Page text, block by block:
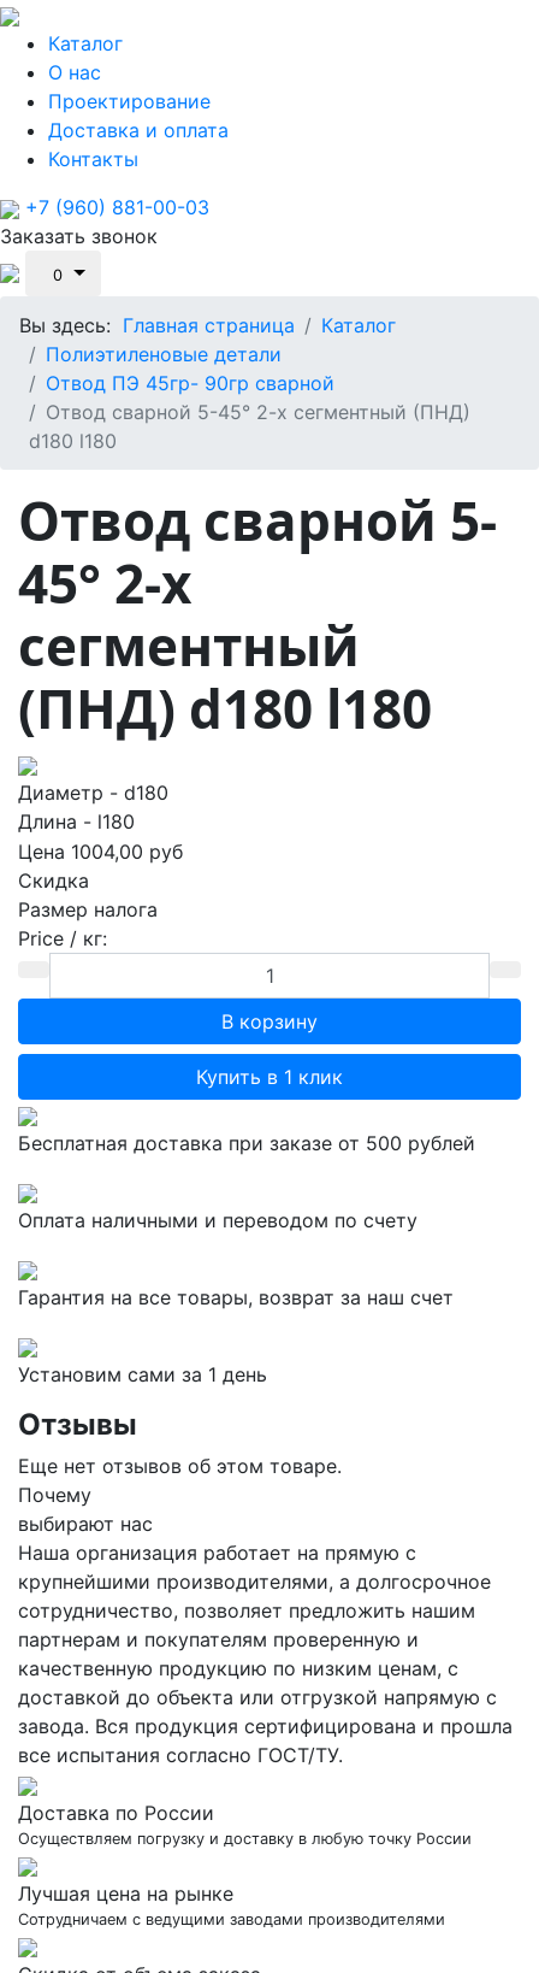
Каталог
О нас
Проектирование
Доставка и оплата
Контакты
+7 (960) 881-00-03
Заказать звонок
0
Вы здесь: Главная страница
Каталог
Полиэтиленовые детали
Отвод ПЭ 45гр- 90гр сварной
Отвод сварной 5-45° 2-х сегментный (ПНД)
d180 l180
Отвод сварной 5-
45° 2-х
сегментный
(ПНД) d180 l180
Диаметр - d180
Длина - l180
Цена 1004,00 руб
Скидка
Размер налога
Price / кг:
Купить в 1 клик
Бесплатная доставка при заказе от 500 рублей
Оплата наличными и переводом по счету
Гарантия на все товары, возврат за наш счет
Установим сами за 1 день
Отзывы
Еще нет отзывов об этом товаре.
Почему
выбирают нас
Наша организация работает на прямую с
крупнейшими производителями, а долгосрочное
сотрудничество, позволяет предложить нашим
партнерам и покупателям проверенную и
качественную продукцию по низким ценам, с
доставкой до объекта или отгрузкой напрямую с
завода. Вся продукция сертифицирована и прошла
все испытания согласно ГОСТ/ТУ.
Доставка по России
Осуществляем погрузку и доставку в любую точку России
Лучшая цена на рынке
Сотрудничаем с ведущими заводами производителями